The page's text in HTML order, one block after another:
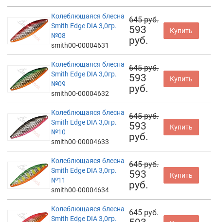
Колеблющаяся блесна
Smith Edge DIA 3,0гр.
№08
smith00-00004631
645 руб.
593
руб.
Купить
Колеблющаяся блесна
Smith Edge DIA 3,0гр.
№09
smith00-00004632
645 руб.
593
руб.
Купить
Колеблющаяся блесна
Smith Edge DIA 3,0гр.
№10
smith00-00004633
645 руб.
593
руб.
Купить
Колеблющаяся блесна
Smith Edge DIA 3,0гр.
№11
smith00-00004634
645 руб.
593
руб.
Купить
Колеблющаяся блесна
Smith Edge DIA 3,0гр.
645 руб.